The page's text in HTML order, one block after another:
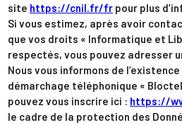
site https://cnil.fr/fr pour plus
Si vous estimez, après avoir
que vos droits « Informatique et
respectés, vous pouvez adresser
Nous vous informons de
démarchage téléphonique «
pouvez vous inscrire ici : https://
le cadre de la protection des